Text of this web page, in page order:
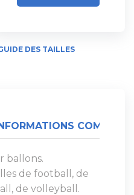
DES TAILLES
ballons.
de football, de
de volleyball.